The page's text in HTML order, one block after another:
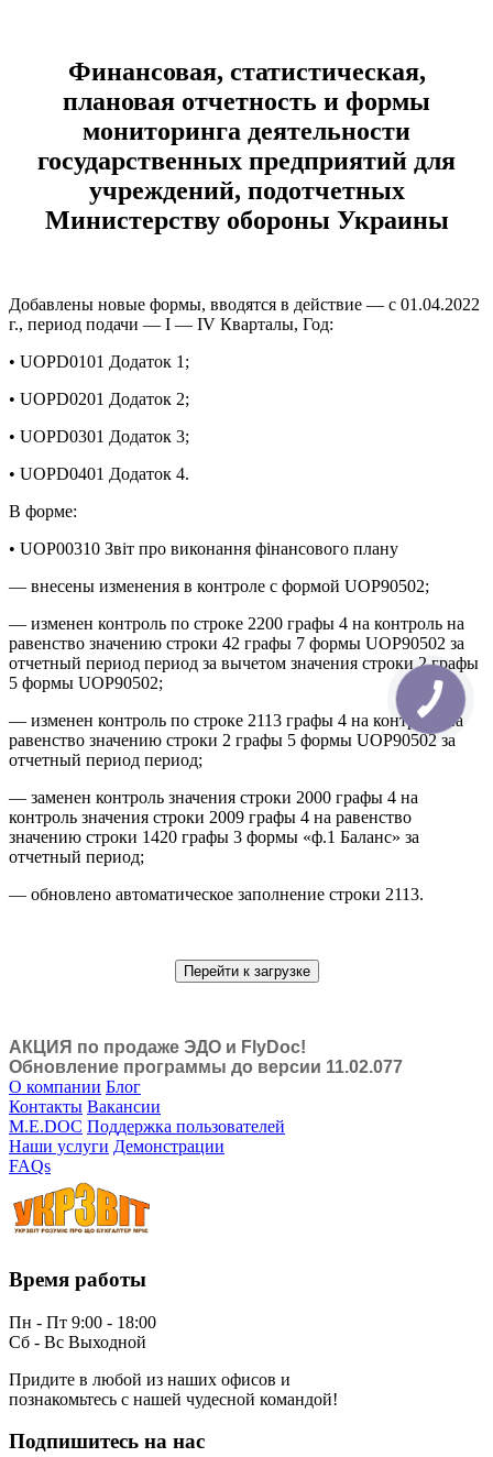
Финансовая, статистическая,
плановая отчетность и формы
мониторинга деятельности
государственных предприятий для
учреждений, подотчетных
Министерству обороны Украины
Добавлены новые формы, вводятся в действие — с 01.04.2022
г., период подачи — І — IV Кварталы, Год:
• UOPD0101 Додаток 1;
• UOPD0201 Додаток 2;
• UOPD0301 Додаток 3;
• UOPD0401 Додаток 4.
В форме:
• UOP00310 Звіт про виконання фінансового плану
— внесены изменения в контроле с формой UOP90502;
— изменен контроль по строке 2200 графы 4 на контроль на
равенство значению строки 42 графы 7 формы UOP90502 за
отчетный период период за вычетом значения строки 2 графы
5 формы UOP90502;
— изменен контроль по строке 2113 графы 4 на контроль на
равенство значению строки 2 графы 5 формы UOP90502 за
отчетный период период;
— заменен контроль значения строки 2000 графы 4 на
контроль значения строки 2009 графы 4 на равенство
значению строки 1420 графы 3 формы «ф.1 Баланс» за
отчетный период;
— обновлено автоматическое заполнение строки 2113.
Перейти к загрузке
АКЦИЯ по продаже ЭДО и FlyDoc!
Обновление программы до версии 11.02.077
О компании Блог
Контакты Вакансии
M.E.DOC Поддержка пользователей
Наши услуги Демонстрации
FAQs
Время работы
Пн - Пт 9:00 - 18:00
Сб - Вс Выходной
Придите в любой из наших офисов и
познакомьтесь с нашей чудесной командой!
Подпишитесь на нас